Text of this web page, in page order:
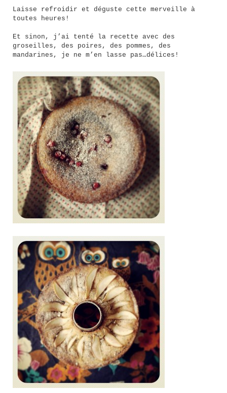
Laisse refroidir et déguste cette merveille à
toutes heures!
Et sinon, j’ai tenté la recette avec des
groseilles, des poires, des pommes, des
mandarines, je ne m’en lasse pas…délices!